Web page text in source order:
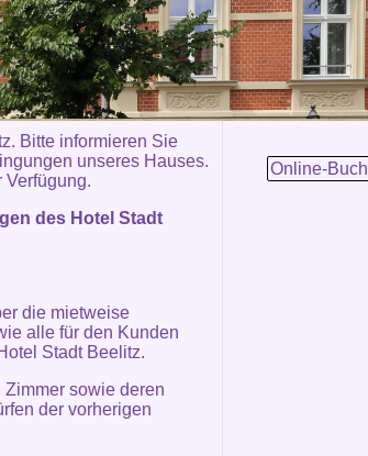
Bitte informieren Sie
unseres Hauses.
Verfügung.
des Hotel Stadt
die mietweise
alle für den Kunden
Stadt Beelitz.
sowie deren
der vorherigen
Online-